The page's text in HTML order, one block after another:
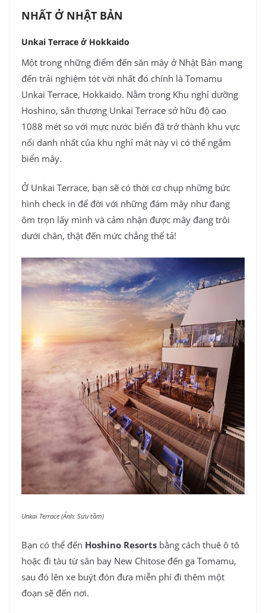
NHẤT Ở NHẬT BẢN
Unkai Terrace ở Hokkaido
Một trong những điểm đến săn mây ở Nhật Bản mang
đến trải nghiệm tót vời nhất đó chính là Tomamu
Unkai Terrace, Hokkaido. Nằm trong Khu nghỉ dưỡng
Hoshino, sân thượng Unkai Terrace sở hữu độ cao
1088 mét so với mực nước biển đã trở thành khu vực
nổi danh nhất của khu nghỉ mát này vì có thể ngắm
biển mây.
Ở Unkai Terrace, bạn sẽ có thời cơ chụp những bức
hình check in để đời với những đám mây như đang
ôm trọn lấy mình và cảm nhận được mây đang trôi
dưới chân, thật đến mức chẳng thể tả!
Unkai Terrace (Ảnh: Sưu tầm)
Bạn có thể đến Hoshino Resorts bằng cách thuê ô tô
hoặc đi tàu từ sân bay New Chitose đến ga Tomamu,
sau đó lên xe buýt đón đưa miễn phí đi thêm một
đoạn sẽ đến nơi.